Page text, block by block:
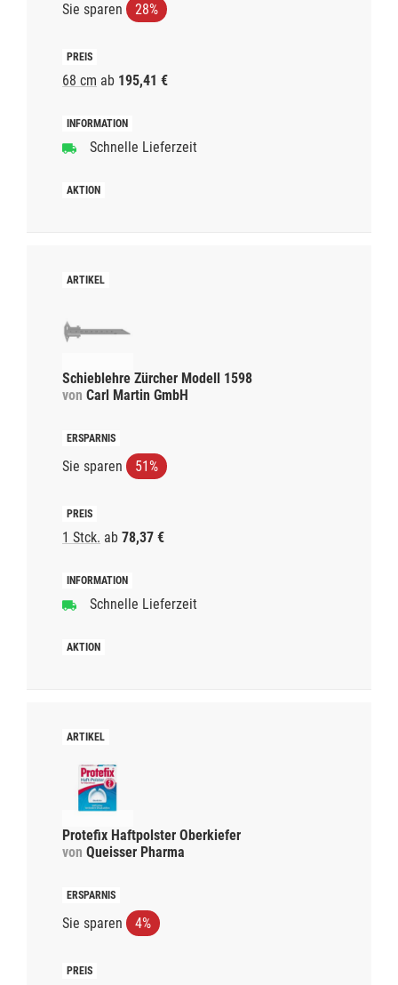
Sie sparen 28%
68 cm ab 195,41 €
Schnelle Lieferzeit
Schieblehre Zürcher Modell 1598
von Carl Martin GmbH
Sie sparen 51%
1 Stck. ab 78,37 €
Schnelle Lieferzeit
Protefix Haftpolster Oberkiefer
von Queisser Pharma
Sie sparen 4%